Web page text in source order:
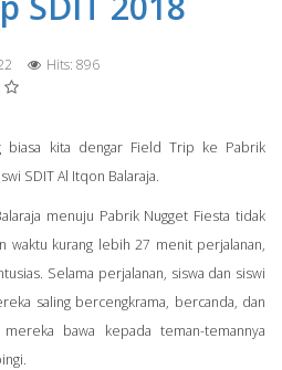
Hits: 896
biasa kita dengar Field Trip ke Pabrik
SDIT Al Itqon Balaraja.
menuju Pabrik Nugget Fiesta tidak
waktu kurang lebih 27 menit perjalanan,
Selama perjalanan, siswa dan siswi
saling bercengkrama, bercanda, dan
bawa kepada teman-temannya